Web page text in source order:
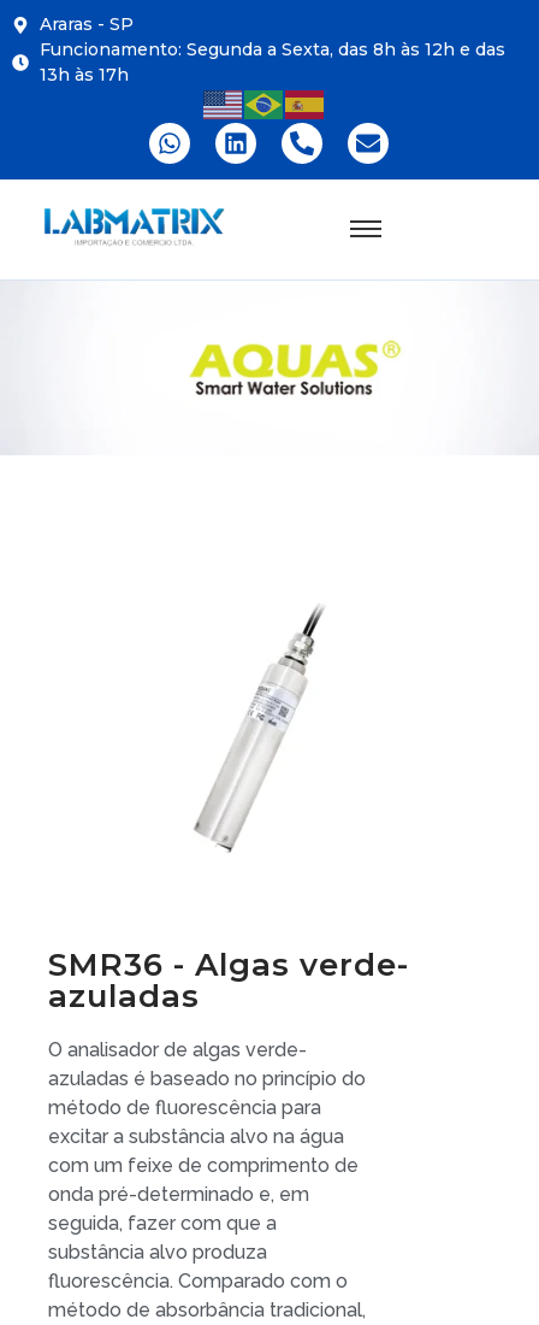
Araras - SP
Funcionamento: Segunda a Sexta, das 8h às 12h e das
13h às 17h
SMR36 - Algas verde-
azuladas
O analisador de algas verde-
azuladas é baseado no princípio do
método de fluorescência para
excitar a substância alvo na água
com um feixe de comprimento de
onda pré-determinado e, em
seguida, fazer com que a
substância alvo produza
fluorescência. Comparado com o
método de absorbância tradicional,